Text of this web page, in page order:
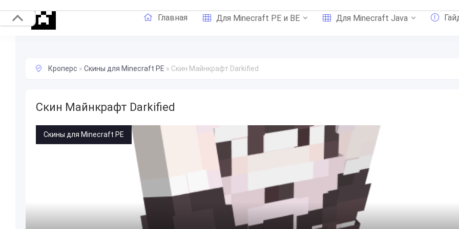
Главная Для Minecraft PE и BE Для Minecraft Java
Кроперс » Скины для Minecraft PE » Скин Майнкрафт Darkified
Скин Майнкрафт Darkified
Скины для Minecraft PE